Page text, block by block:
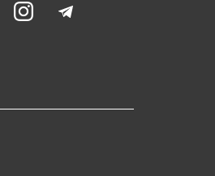
YoutubeInstagram